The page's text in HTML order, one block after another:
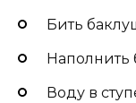
Бить
Наполнить
Воду в